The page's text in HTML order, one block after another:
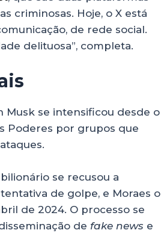
criminosas. Hoje, o X está
de rede social.
delituosa”, completa.
Musk se intensificou desde o
Poderes por grupos que
se recusou a
de golpe, e Moraes o
de 2024. O processo se
de fake news e